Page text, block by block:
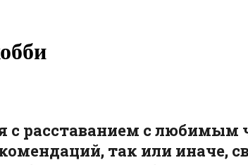
с расставанием с любимым
так или иначе,